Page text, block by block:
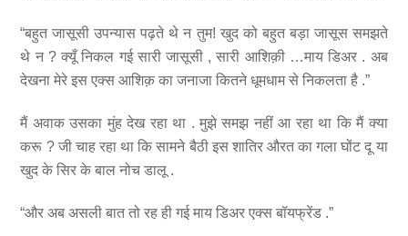
“बहुत जासूसी उपन्यास पढ़ते थे न तुम! खुद को बहुत बड़ा जासूस समझते
थे न ? क्यूँ निकल गई सारी जासूसी , सारी आशिक़ी …माय डिअर . अब
देखना मेरे इस एक्स आशिक़ का जनाजा कितने धूमधाम से निकलता है .”
मैं अवाक उसका मुंह देख रहा था . मुझे समझ नहीं आ रहा था कि मैं क्या
करू ? जी चाह रहा था कि सामने बैठी इस शातिर औरत का गला घोंट दू या
खुद के सिर के बाल नोच डालू .
“और अब असली बात तो रह ही गई माय डिअर एक्स बॉयफ्रेंड .”